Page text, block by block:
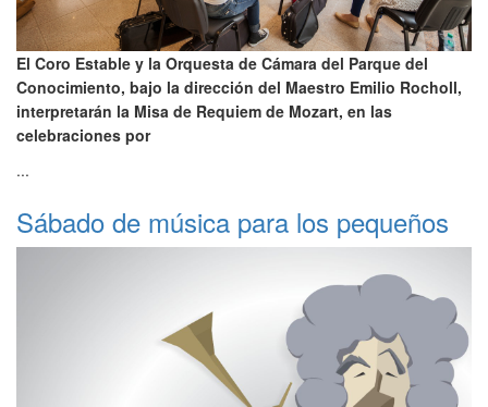
El Coro Estable y la Orquesta de Cámara del Parque del
Conocimiento, bajo la dirección del Maestro Emilio Rocholl,
interpretarán la Misa de Requiem de Mozart, en las
celebraciones por
...
Sábado de música para los pequeños